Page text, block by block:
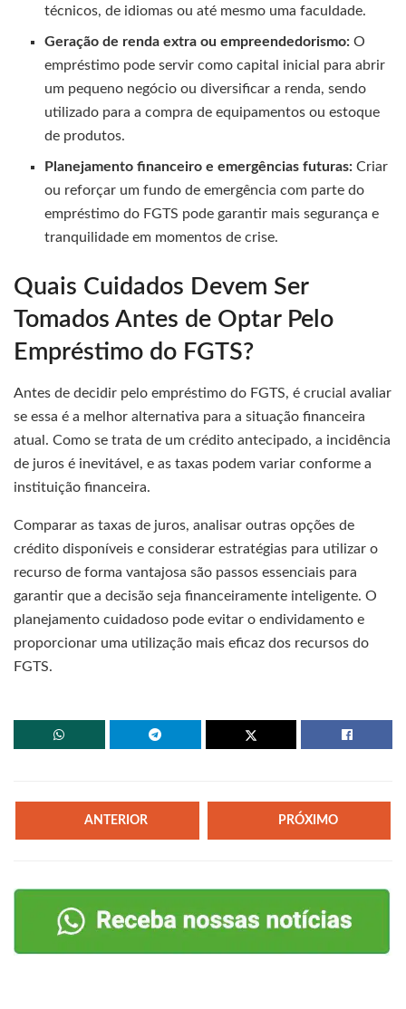
técnicos, de idiomas ou até mesmo uma faculdade.
Geração de renda extra ou empreendedorismo: O
empréstimo pode servir como capital inicial para abrir
um pequeno negócio ou diversificar a renda, sendo
utilizado para a compra de equipamentos ou estoque
de produtos.
Planejamento financeiro e emergências futuras: Criar
ou reforçar um fundo de emergência com parte do
empréstimo do FGTS pode garantir mais segurança e
tranquilidade em momentos de crise.
Quais Cuidados Devem Ser
Tomados Antes de Optar Pelo
Empréstimo do FGTS?
Antes de decidir pelo empréstimo do FGTS, é crucial avaliar
se essa é a melhor alternativa para a situação financeira
atual. Como se trata de um crédito antecipado, a incidência
de juros é inevitável, e as taxas podem variar conforme a
instituição financeira.
Comparar as taxas de juros, analisar outras opções de
crédito disponíveis e considerar estratégias para utilizar o
recurso de forma vantajosa são passos essenciais para
garantir que a decisão seja financeiramente inteligente. O
planejamento cuidadoso pode evitar o endividamento e
proporcionar uma utilização mais eficaz dos recursos do
FGTS.
ANTERIOR PRÓXIMO